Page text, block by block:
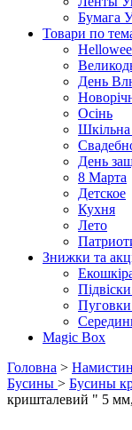
Бумага
Товари по
День
Осінь
Шкільна
День
8 Марта
Детское
Кухня
Лето
Знижки та
Magic Box
Головна >
Бусины > Бусины
кришталевий " 5